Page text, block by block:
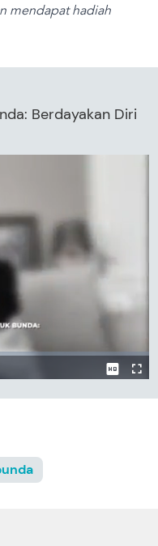
mendapat hadiah
Berdayakan Diri